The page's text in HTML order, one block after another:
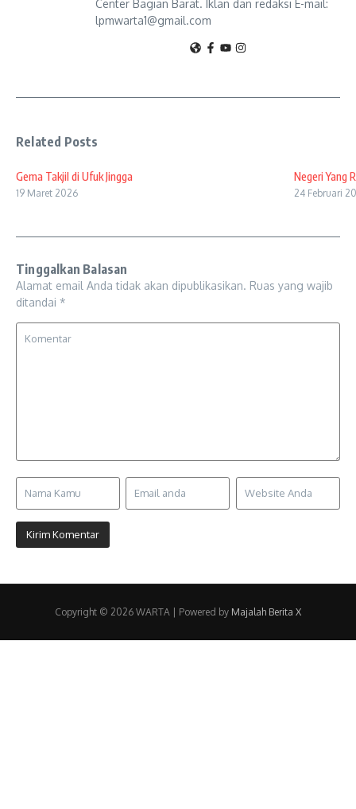
Center Bagian Barat. Iklan dan redaksi E-mail:
lpmwarta1@gmail.com
Related Posts
Gema Takjil di Ufuk Jingga
19 Maret 2026
Negeri Yang
24 Februari
Tinggalkan Balasan
Alamat email Anda tidak akan dipublikasikan. Ruas yang wajib
ditandai *
Copyright © 2026 WARTA | Powered by Majalah Berita X